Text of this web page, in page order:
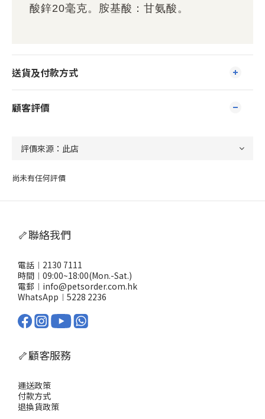
酸鋅20毫克。胺基酸：甘氨酸。
送貨及付款方式
顧客評價
尚未有任何評價
🦴聯絡我們
電話︱2130 7111
時間︱09:00~18:00(Mon.-Sat.)
電郵︱info@petsorder.com.hk
WhatsApp︱ 5228 2236
🦴顧客服務
運送政策
付款方式
退換貨政策